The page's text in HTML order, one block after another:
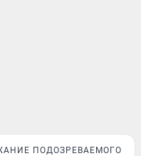
ПОДОЗРЕВАЕМОГО